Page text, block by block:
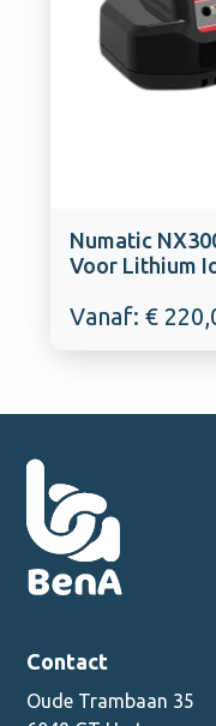
Numatic
Voor Lithium
Vanaf: €
Contact
Oude Trambaan 35